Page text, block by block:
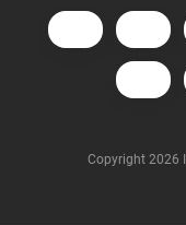
Copyright 2026